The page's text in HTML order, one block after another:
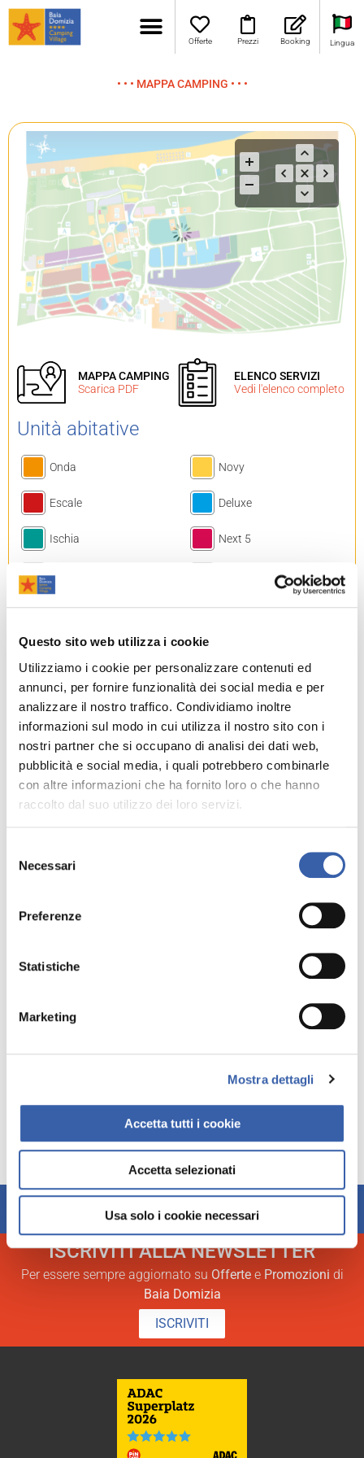
Questo sito web utilizza i cookie
Utilizziamo i cookie per personalizzare contenuti ed
annunci, per fornire funzionalità dei social media e per
analizzare il nostro traffico. Condividiamo inoltre
informazioni sul modo in cui utilizza il nostro sito con i
nostri partner che si occupano di analisi dei dati web,
pubblicità e social media, i quali potrebbero combinarle
con altre informazioni che ha fornito loro o che hanno
raccolto dal suo utilizzo dei loro servizi.
delNecessari
Preferenze
Statistiche
Marketing
Mostra dettagli
Accetta tutti i cookie
Accetta selezionati
Usa solo i cookie necessari
Offerte Prezzi Booking Lingua
• • • MAPPA CAMPING • • •
MAPPA CAMPING
Scarica PDF
ELENCO SERVIZI
Vedi l'elenco completo
Unità abitative
Onda Novy
Escale Deluxe
Ischia Next 5
Comfort
Capri Gaeta
Bungalow
Lodge Tent Luxury Lodge Tent
Servizi e strutture
Check Out
ISCRIVITI ALLA NEWSLETTER
Per essere sempre aggiornato su Offertee Promozioni di
Baia Domizia
ISCRIVITI